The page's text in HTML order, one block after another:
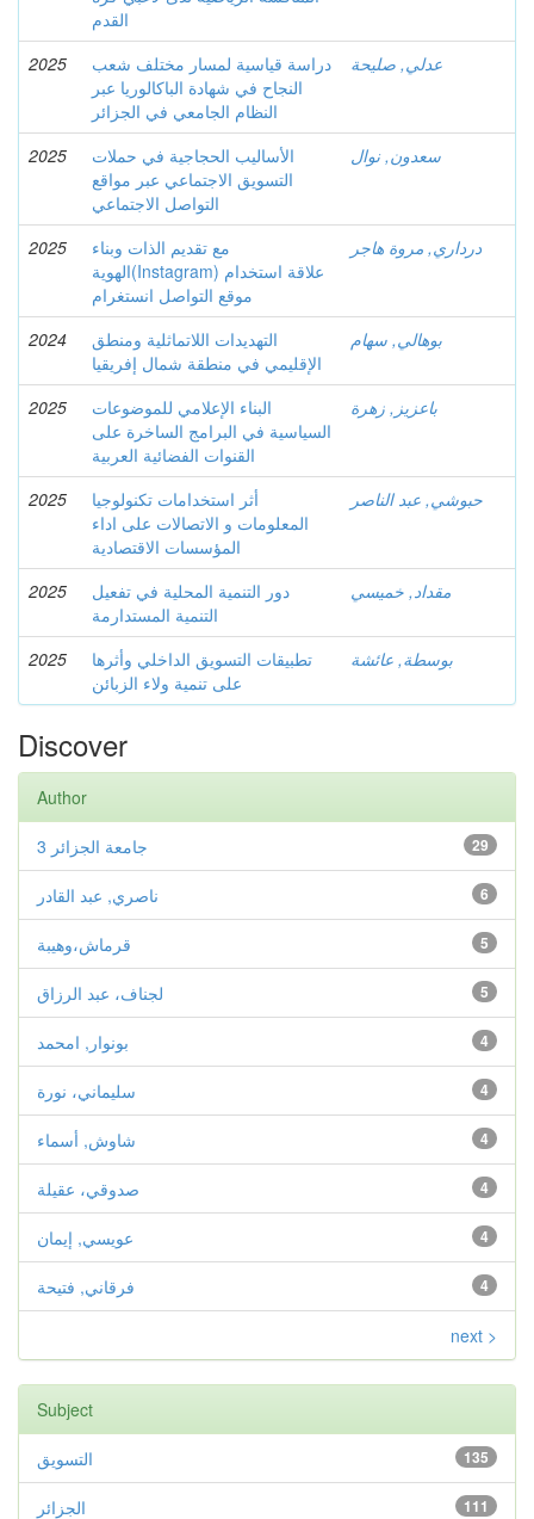
القدم
2025
دراسة قياسية لمسار مختلف شعب
النجاح في شهادة الباكالوريا عبر
النظام الجامعي في الجزائر
عدلي, صليحة
2025
الأساليب الحجاجية في حملات
التسويق الاجتماعي عبر مواقع
التواصل الاجتماعي
سعدون, نوال
2025
مع تقديم الذات وبناء
الهوية(Instagram) علاقة استخدام
موقع التواصل انستغرام
درداري, مروة هاجر
2024
التهديدات اللاتماثلية ومنطق
الإقليمي في منطقة شمال إفريقيا
بوهالي, سهام
2025
البناء الإعلامي للموضوعات
السياسية في البرامج الساخرة على
القنوات الفضائية العربية
باعزيز, زهرة
2025
أثر استخدامات تكنولوجيا
المعلومات و الاتصالات على اداء
المؤسسات الاقتصادية
حبوشي, عبد الناصر
2025
دور التنمية المحلية في تفعيل
التنمية المستدارمة
مقداد, خميسي
2025
تطبيقات التسويق الداخلي وأثرها
على تنمية ولاء الزبائن
بوسطة, عائشة
Discover
Author
29 جامعة الجزائر 3
6 ناصري, عبد القادر
5 قرماش،وهيبة
5 لجناف، عبد الرزاق
4 بونوار, امحمد
4 سليماني، نورة
4 شاوش, أسماء
4 صدوقي، عقيلة
4 عويسي, إيمان
4 فرقاني, فتيحة
next >
Subject
135 التسويق
111 الجزائر